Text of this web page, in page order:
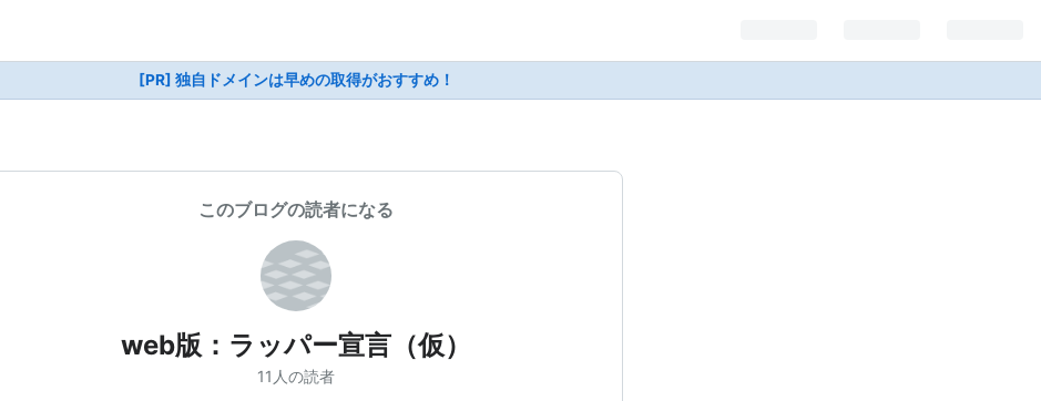
[PR] 独自ドメインは早めの取得がおすすめ！
このブログの読者になる
web版：ラッパー宣言（仮）
11人の読者